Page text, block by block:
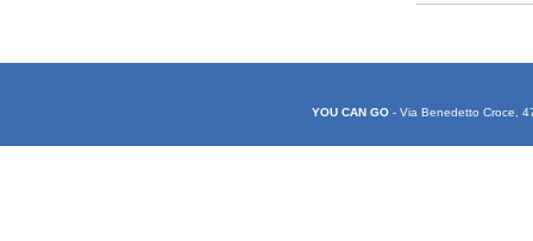
YOU CAN GO - Via Benedetto Croce,